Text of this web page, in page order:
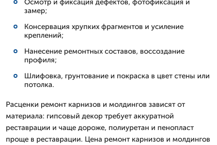
Осмотр и фиксация дефектов, фотофиксация и
замер;
Консервация хрупких фрагментов и усиление
креплений;
Нанесение ремонтных составов, воссоздание
профиля;
Шлифовка, грунтование и покраска в цвет стены или
потолка.
Расценки ремонт карнизов и молдингов зависят от
материала: гипсовый декор требует аккуратной
реставрации и чаще дороже, полиуретан и пенопласт
проще в реставрации. Цена ремонт карнизов и молдингов